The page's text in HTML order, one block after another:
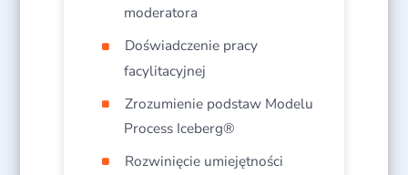
moderatora​
Doświadczenie pracy
facylitacyjnej​
Zrozumienie podstaw Modelu
Process Iceberg®​
Rozwinięcie umiejętności